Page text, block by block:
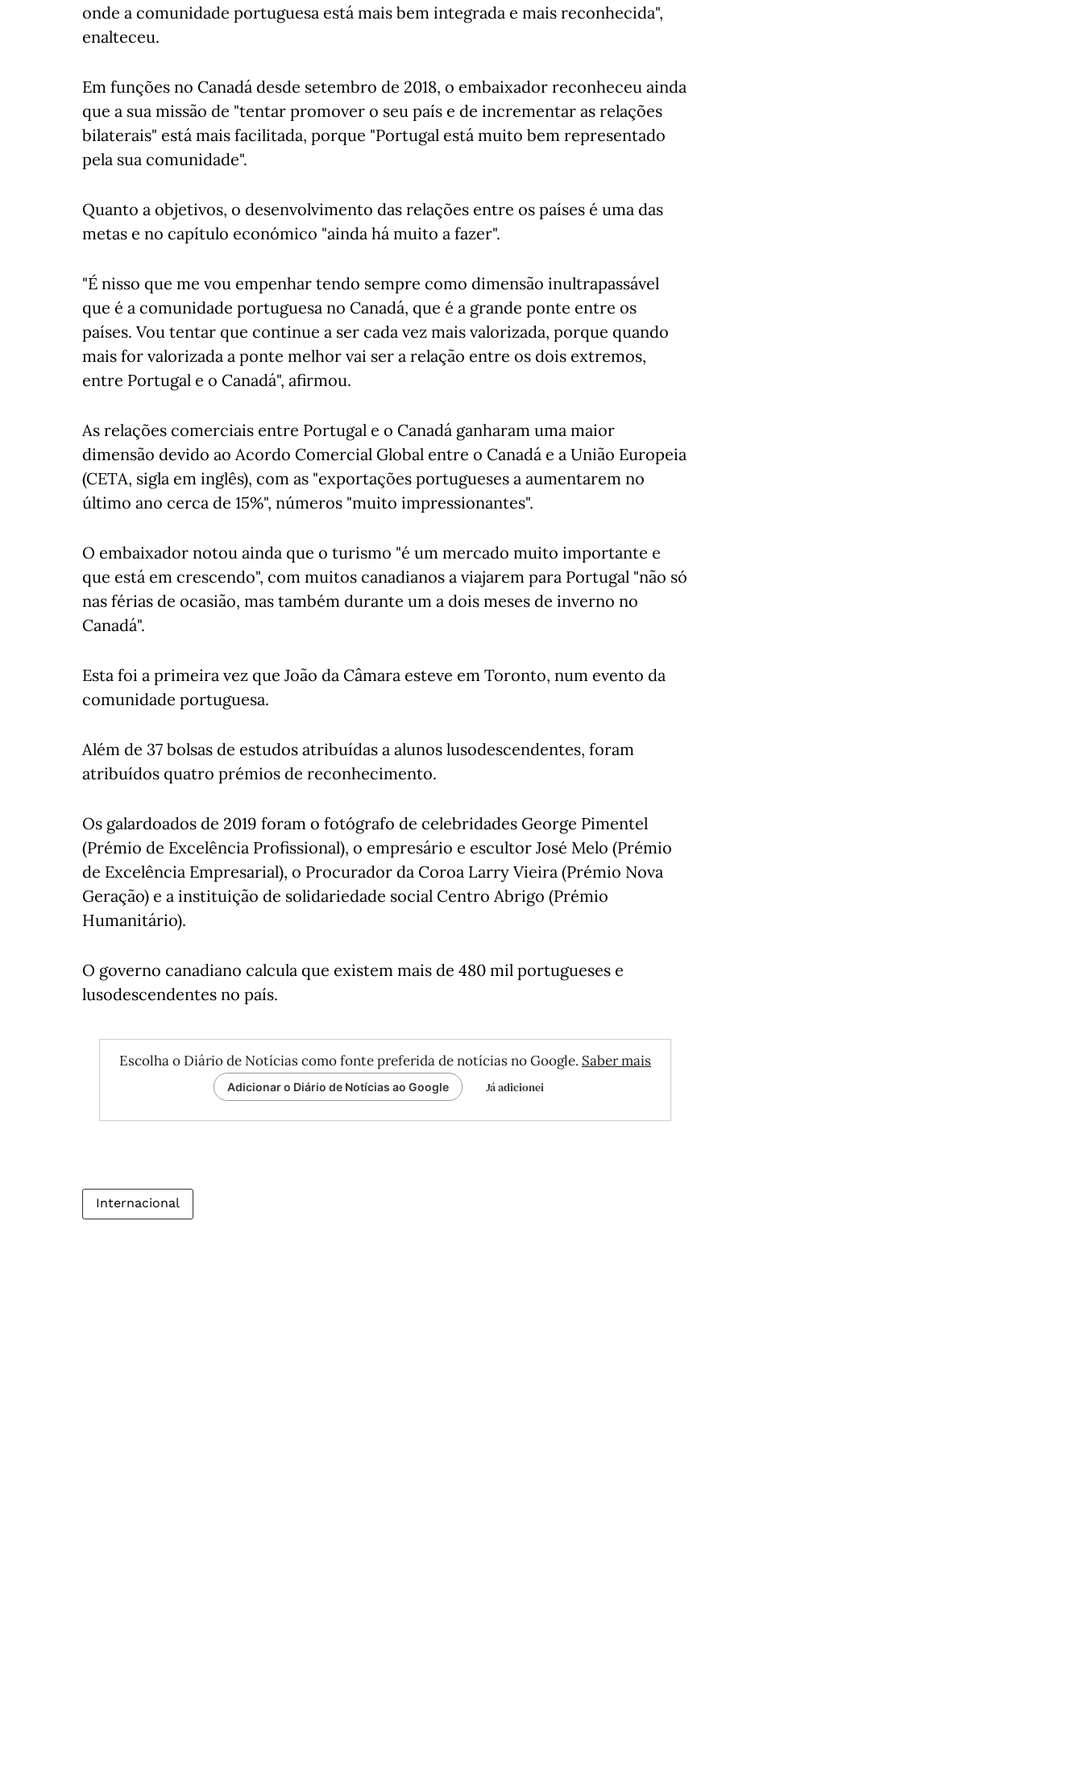
onde a comunidade portuguesa está mais bem integrada e mais reconhecida",
enalteceu.
Em funções no Canadá desde setembro de 2018, o embaixador reconheceu ainda
que a sua missão de "tentar promover o seu país e de incrementar as relações
bilaterais" está mais facilitada, porque "Portugal está muito bem representado
pela sua comunidade".
Quanto a objetivos, o desenvolvimento das relações entre os países é uma das
metas e no capítulo económico "ainda há muito a fazer".
"É nisso que me vou empenhar tendo sempre como dimensão inultrapassável
que é a comunidade portuguesa no Canadá, que é a grande ponte entre os
países. Vou tentar que continue a ser cada vez mais valorizada, porque quando
mais for valorizada a ponte melhor vai ser a relação entre os dois extremos,
entre Portugal e o Canadá", afirmou.
As relações comerciais entre Portugal e o Canadá ganharam uma maior
dimensão devido ao Acordo Comercial Global entre o Canadá e a União Europeia
(CETA, sigla em inglês), com as "exportações portugueses a aumentarem no
último ano cerca de 15%", números "muito impressionantes".
O embaixador notou ainda que o turismo "é um mercado muito importante e
que está em crescendo", com muitos canadianos a viajarem para Portugal "não só
nas férias de ocasião, mas também durante um a dois meses de inverno no
Canadá".
Esta foi a primeira vez que João da Câmara esteve em Toronto, num evento da
comunidade portuguesa.
Além de 37 bolsas de estudos atribuídas a alunos lusodescendentes, foram
atribuídos quatro prémios de reconhecimento.
Os galardoados de 2019 foram o fotógrafo de celebridades George Pimentel
(Prémio de Excelência Profissional), o empresário e escultor José Melo (Prémio
de Excelência Empresarial), o Procurador da Coroa Larry Vieira (Prémio Nova
Geração) e a instituição de solidariedade social Centro Abrigo (Prémio
Humanitário).
O governo canadiano calcula que existem mais de 480 mil portugueses e
lusodescendentes no país.
Escolha o Diário de Notícias como fonte preferida de notícias no Google. Saber mais
Adicionar o Diário de Notícias ao Google Já adicionei
Internacional